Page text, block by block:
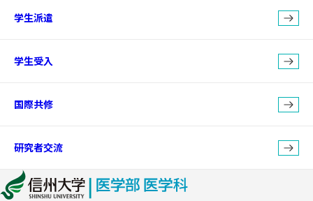
学生派遣
学生受入
国際共修
研究者交流